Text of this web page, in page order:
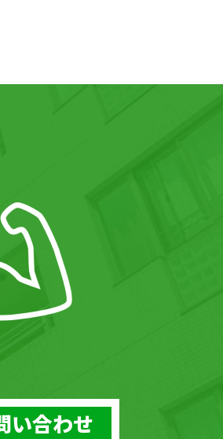
い合わせ